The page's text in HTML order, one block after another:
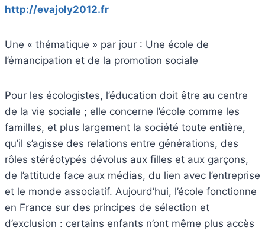
http://evajoly2012.fr
Une « thématique » par jour : Une école de
l’émancipation et de la promotion sociale
Pour les écologistes, l’éducation doit être au centre
de la vie sociale ; elle concerne l’école comme les
familles, et plus largement la société toute entière,
qu’il s’agisse des relations entre générations, des
rôles stéréotypés dévolus aux filles et aux garçons,
de l’attitude face aux médias, du lien avec l’entreprise
et le monde associatif. Aujourd’hui, l’école fonctionne
en France sur des principes de sélection et
d’exclusion : certains enfants n’ont même plus accès